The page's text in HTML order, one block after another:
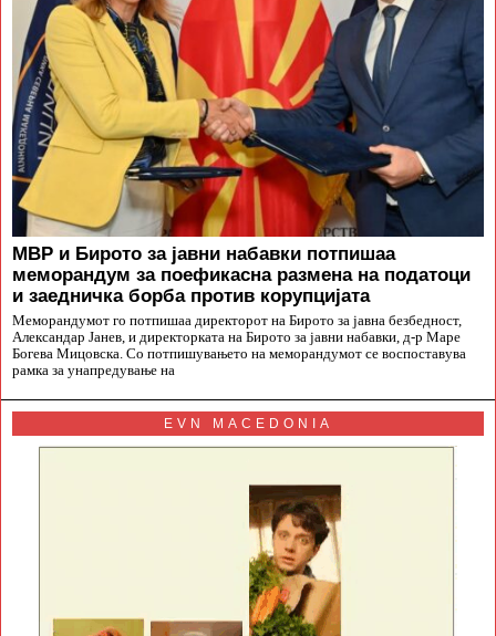
МВР и Бирото за јавни набавки потпишаа
меморандум за поефикасна размена на податоци
и заедничка борба против корупцијата
Меморандумот го потпишаа директорот на Бирото за јавна безбедност,
Александар Јанев, и директорката на Бирото за јавни набавки, д-р Маре
Богева Мицовска. Со потпишувањето на меморандумот се воспоставува
рамка за унапредување на
EVN MACEDONIA